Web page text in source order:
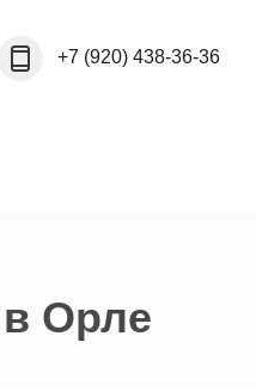
+7 (920) 438-36-36
Орле